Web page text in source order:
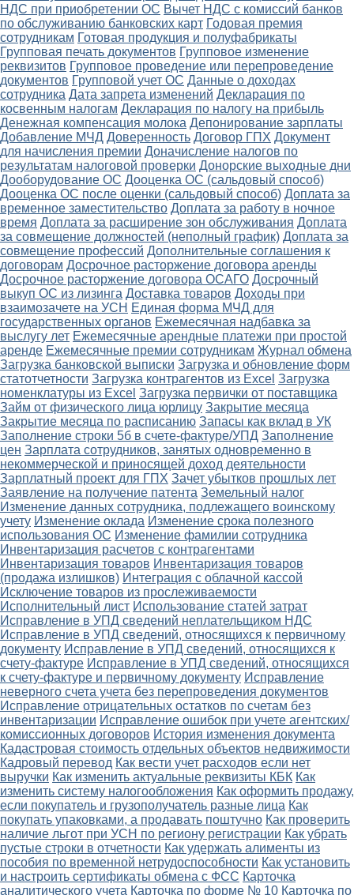
НДС при приобретении ОС Вычет НДС с комиссий банков
по обслуживанию банковских карт Годовая премия
сотрудникам Готовая продукция и полуфабрикаты
Групповая печать документов Групповое изменение
реквизитов Групповое проведение или перепроведение
документов Групповой учет ОС Данные о доходах
сотрудника Дата запрета изменений Декларация по
косвенным налогам Декларация по налогу на прибыль
Денежная компенсация молока Депонирование зарплаты
Добавление МЧД Доверенность Договор ГПХ Документ
для начисления премии Доначисление налогов по
результатам налоговой проверки Донорские выходные дни
Дооборудование ОС Дооценка ОС (сальдовый способ)
Дооценка ОС после оценки (сальдовый способ) Доплата за
временное заместительство Доплата за работу в ночное
время Доплата за расширение зон обслуживания Доплата
за совмещение должностей (неполный график) Доплата за
совмещение профессий Дополнительные соглашения к
договорам Досрочное расторжение договора аренды
Досрочное расторжение договора ОСАГО Досрочный
выкуп ОС из лизинга Доставка товаров Доходы при
взаимозачете на УСН Единая форма МЧД для
государственных органов Ежемесячная надбавка за
выслугу лет Ежемесячные арендные платежи при простой
аренде Ежемесячные премии сотрудникам Журнал обмена
Загрузка банковской выписки Загрузка и обновление форм
статотчетности Загрузка контрагентов из Excel Загрузка
номенклатуры из Excel Загрузка первички от поставщика
Займ от физического лица юрлицу Закрытие месяца
Закрытие месяца по расписанию Запасы как вклад в УК
Заполнение строки 5б в счете-фактуре/УПД Заполнение
цен Зарплата сотрудников, занятых одновременно в
некоммерческой и приносящей доход деятельности
Зарплатный проект для ГПХ Зачет убытков прошлых лет
Заявление на получение патента Земельный налог
Изменение данных сотрудника, подлежащего воинскому
учету Изменение оклада Изменение срока полезного
использования ОС Изменение фамилии сотрудника
Инвентаризация расчетов с контрагентами
Инвентаризация товаров Инвентаризация товаров
(продажа излишков) Интеграция с облачной кассой
Исключение товаров из прослеживаемости
Исполнительный лист Использование статей затрат
Исправление в УПД сведений неплательщиком НДС
Исправление в УПД сведений, относящихся к первичному
документу Исправление в УПД сведений, относящихся к
счету-фактуре Исправление в УПД сведений, относящихся
к счету-фактуре и первичному документу Исправление
неверного счета учета без перепроведения документов
Исправление отрицательных остатков по счетам без
инвентаризации Исправление ошибок при учете агентских/
комиссионных договоров История изменения документа
Кадастровая стоимость отдельных объектов недвижимости
Кадровый перевод Как вести учет расходов если нет
выручки Как изменить актуальные реквизиты КБК Как
изменить систему налогообложения Как оформить продажу,
если покупатель и грузополучатель разные лица Как
покупать упаковками, а продавать поштучно Как проверить
наличие льгот при УСН по региону регистрации Как убрать
пустые строки в отчетности Как удержать алименты из
пособия по временной нетрудоспособности Как установить
и настроить сертификаты обмена с ФСС Карточка
аналитического учета Карточка по форме № 10 Карточка по